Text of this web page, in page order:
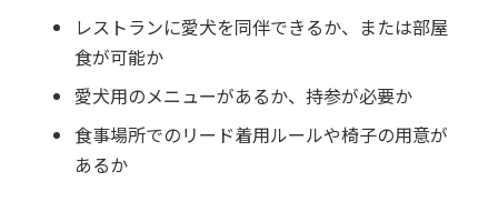
レストランに愛犬を同伴できるか、または部屋
食が可能か
愛犬用のメニューがあるか、持参が必要か
食事場所でのリード着用ルールや椅子の用意が
あるか